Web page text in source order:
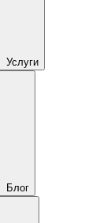
Услуги
Блог